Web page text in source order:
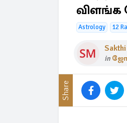
விளங்க
Astrology 12
in
Share